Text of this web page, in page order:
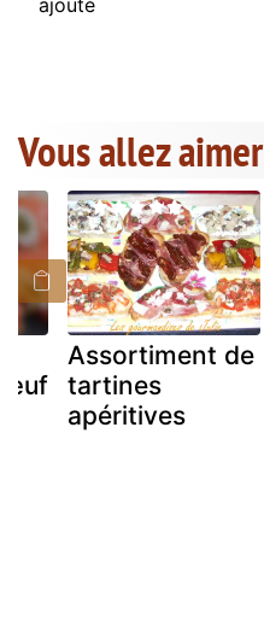
ajouté
Vous allez aimer
Assortiment de
tartines
apéritives